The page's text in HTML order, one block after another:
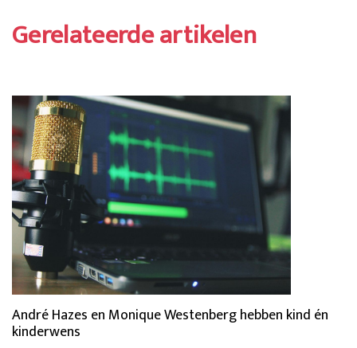
Gerelateerde artikelen
André Hazes en Monique Westenberg hebben kind én
kinderwens